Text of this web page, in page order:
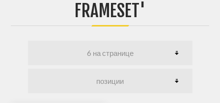
FRAMESET'